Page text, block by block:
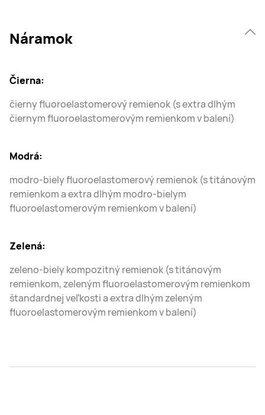
Náramok
Čierna:
čierny fluoroelastomerový remienok (s extra dlhým
čiernym fluoroelastomerovým remienkom v balení)
Modrá:
modro-biely fluoroelastomerový remienok (s titánovým
remienkom a extra dlhým modro-bielym
fluoroelastomerovým remienkom v balení)
Zelená:
zeleno-biely kompozitný remienok (s titánovým
remienkom, zeleným fluoroelastomerovým remienkom
štandardnej veľkosti a extra dlhým zeleným
fluoroelastomerovým remienkom v balení)